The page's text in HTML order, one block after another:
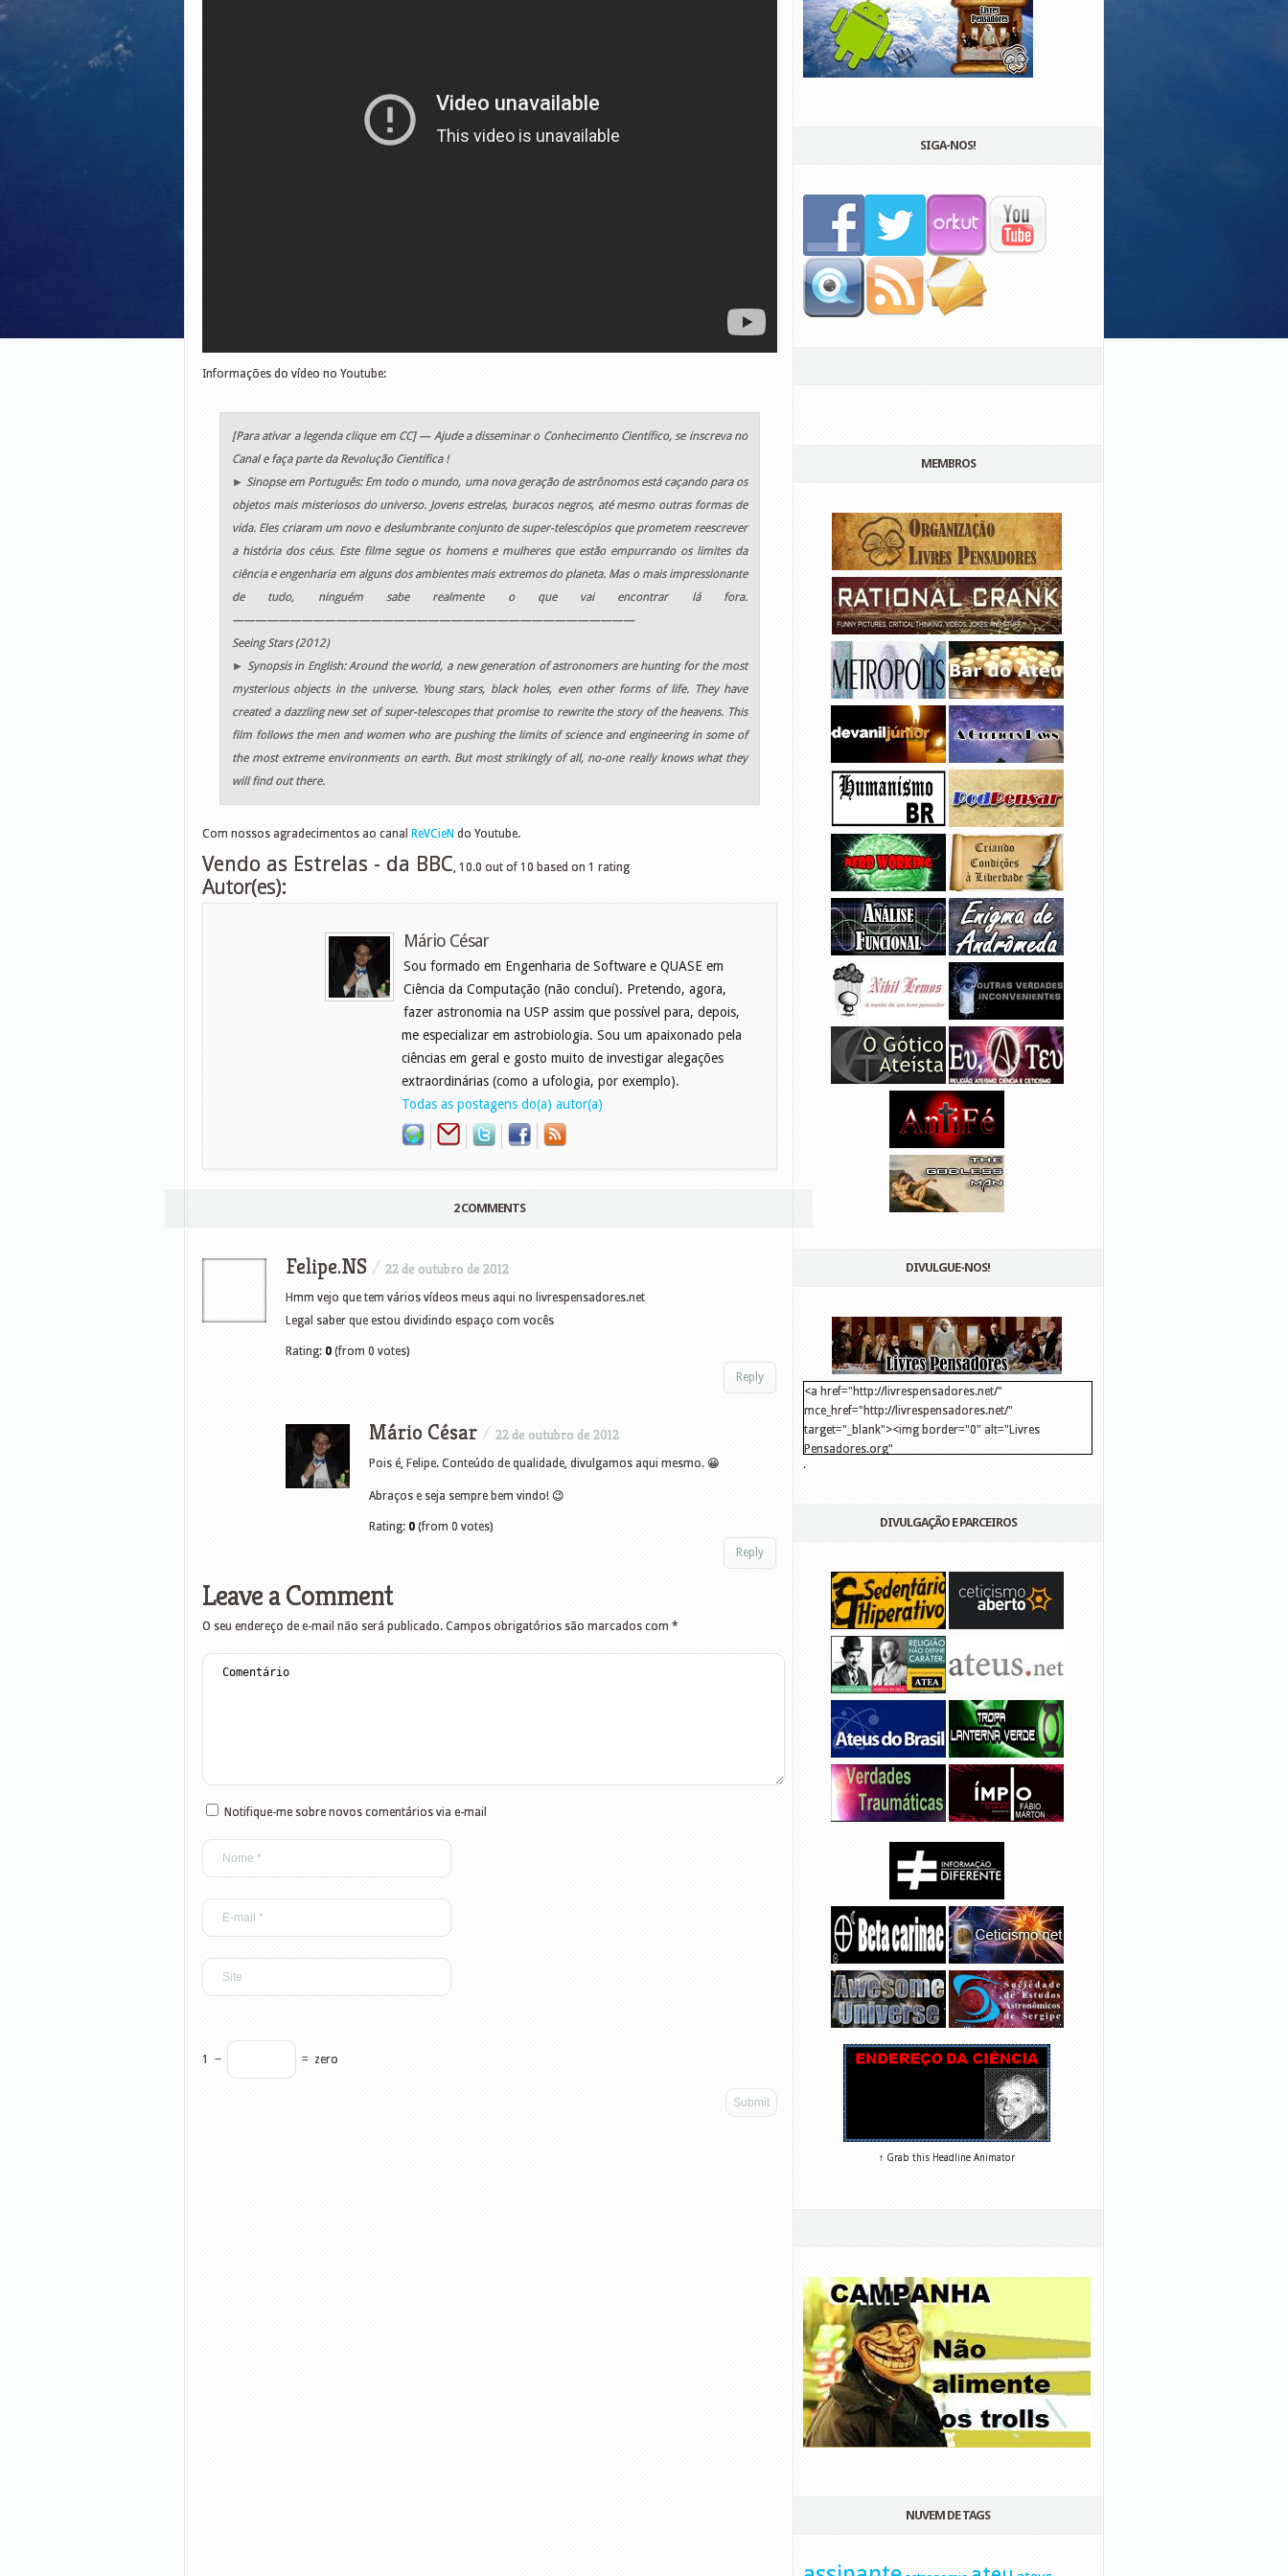
Informações do vídeo no Youtube:
[Para ativar a legenda clique em CC] — Ajude a disseminar o Conhecimento Científico, se inscreva no
Canal e faça parte da Revolução Científica !
► Sinopse em Português: Em todo o mundo, uma nova geração de astrônomos está caçando para os
objetos mais misteriosos do universo. Jovens estrelas, buracos negros, até mesmo outras formas de
vida. Eles criaram um novo e deslumbrante conjunto de super-telescópios que prometem reescrever
a história dos céus. Este filme segue os homens e mulheres que estão empurrando os limites da
ciência e engenharia em alguns dos ambientes mais extremos do planeta. Mas o mais impressionante
de tudo, ninguém sabe realmente o que vai encontrar lá fora.
———————————————————————————————————
Seeing Stars (2012)
► Synopsis in English: Around the world, a new generation of astronomers are hunting for the most
mysterious objects in the universe. Young stars, black holes, even other forms of life. They have
created a dazzling new set of super-telescopes that promise to rewrite the story of the heavens. This
film follows the men and women who are pushing the limits of science and engineering in some of
the most extreme environments on earth. But most strikingly of all, no-one really knows what they
will find out there.
Com nossos agradecimentos ao canal ReVCieN do Youtube.
Vendo as Estrelas - da BBC, 10.0 out of 10 based on 1 rating
Autor(es):
Mário César
Sou formado em Engenharia de Software e QUASE em
Ciência da Computação (não concluí). Pretendo, agora,
fazer astronomia na USP assim que possível para, depois,
me especializar em astrobiologia. Sou um apaixonado pela
ciências em geral e gosto muito de investigar alegações
extraordinárias (como a ufologia, por exemplo).
Todas as postagens do(a) autor(a)
2 COMMENTS
Felipe.NS / 22 de outubro de 2012
Hmm vejo que tem vários vídeos meus aqui no livrespensadores.net
Legal saber que estou dividindo espaço com vocês
Rating: 0 (from 0 votes)
Reply
Mário César / 22 de outubro de 2012
Pois é, Felipe. Conteúdo de qualidade, divulgamos aqui mesmo. 😀
Abraços e seja sempre bem vindo! 😉
Rating: 0 (from 0 votes)
Reply
Leave a Comment
O seu endereço de e-mail não será publicado. Campos obrigatórios são marcados com *
Notifique-me sobre novos comentários via e-mail
1 − = zero
SIGA-NOS!
MEMBROS
DIVULGUE-NOS!
<a href="http://livrespensadores.net/"
mce_href="http://livrespensadores.net/"
target="_blank"><img border="0" alt="Livres
Pensadores.org"
src="http://lh6.ggpht.com/_25pDjsdjolQ/TNSgK1CylTI/AAAAAAAAAFk/u8d6kvYMhVc/
.
DIVULGAÇÃO E PARCEIROS
↑ Grab this Headline Animator
NUVEM DE TAGS